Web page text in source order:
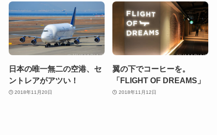
日本の唯一無二の空港、セ
ントレアがアツい！
2018年11月20日
翼の下でコーヒーを。
「FLIGHT OF DREAMS」
2018年11月12日